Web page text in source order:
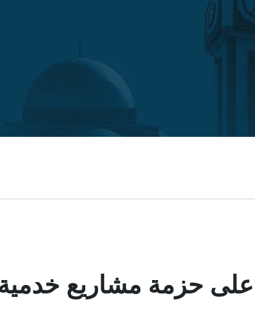
حزمة مشاريع